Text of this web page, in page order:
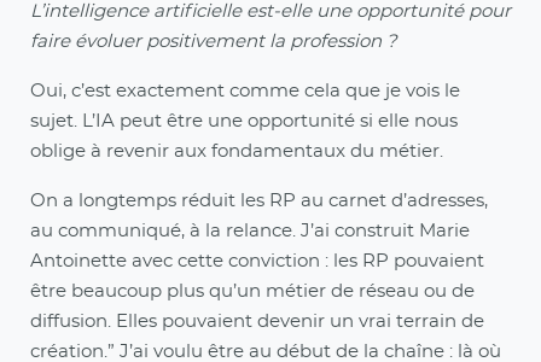
L’intelligence artificielle est-elle une opportunité pour
faire évoluer positivement la profession ?
Oui, c’est exactement comme cela que je vois le
sujet. L’IA peut être une opportunité si elle nous
oblige à revenir aux fondamentaux du métier.
On a longtemps réduit les RP au carnet d’adresses,
au communiqué, à la relance. J’ai construit Marie
Antoinette avec cette conviction : les RP pouvaient
être beaucoup plus qu’un métier de réseau ou de
diffusion. Elles pouvaient devenir un vrai terrain de
création.” J’ai voulu être au début de la chaîne : là où